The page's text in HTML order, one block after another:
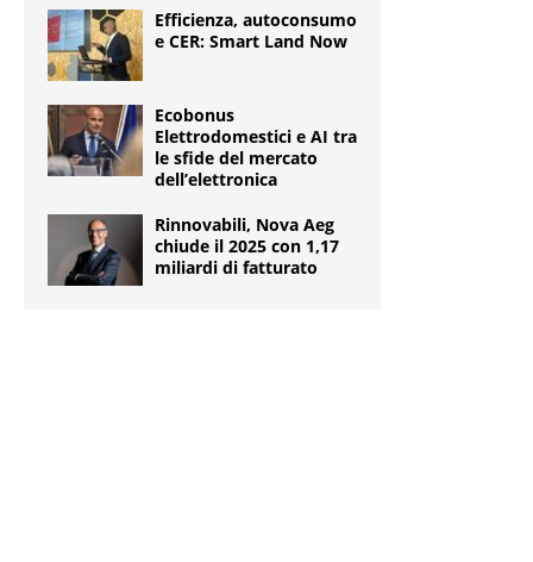
Efficienza, autoconsumo
e CER: Smart Land Now
Ecobonus
Elettrodomestici e AI tra
le sfide del mercato
dell’elettronica
Rinnovabili, Nova Aeg
chiude il 2025 con 1,17
miliardi di fatturato